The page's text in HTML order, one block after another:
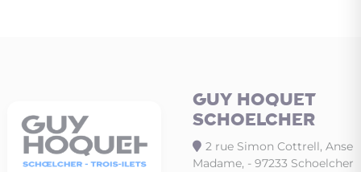
GUY HOQUET
SCHOELCHER
2 rue Simon Cottrell, Anse
Madame, - 97233 Schoelcher